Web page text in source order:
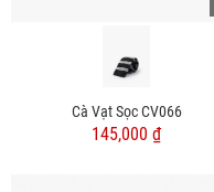
Cà Vạt Sọc CV066
145,000 ₫